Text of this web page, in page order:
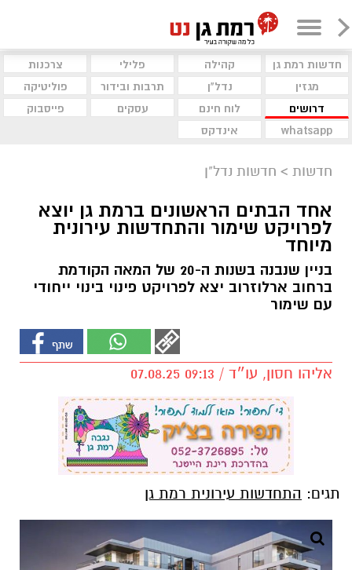
חדשות רמת גן קהילה פלילי
צרכנות
מגזין
נדל"ן תרבות ובידור
פוליטיקה
דרושים
לוח חינם עסקים
פייסבוק
whatsapp
אינדקס
חדשות > חדשות נדל"ן
אחד הבתים הראשונים ברמת גן יוצא
לפרויקט שימור והתחדשות עירונית
מיוחד
בניין שנבנה בשנות ה-20 של המאה הקודמת
ברחוב ארלוזרוב יצא לפרויקט פינוי בינוי ייחודי
עם שימור
אליהו חסון, עו״ד / 09:13 07.08.25
תגים: התחדשות עירונית רמת גן